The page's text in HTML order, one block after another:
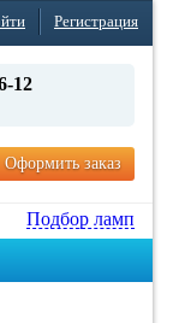
Регистрация
12
Оформить заказ
Подбор ламп